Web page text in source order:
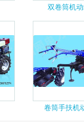
双卷筒机
卷筒手扶机